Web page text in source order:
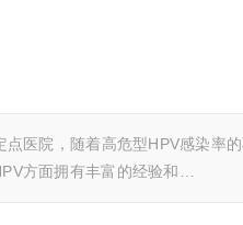
医院，随着高危型HPV感染率
方面拥有丰富的经验和…